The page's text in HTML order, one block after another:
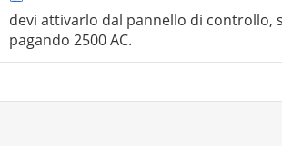
devi attivarlo dal pannello di controllo,
pagando 2500 AC.